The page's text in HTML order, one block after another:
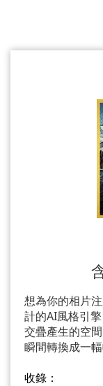
想為你的相片
計的AI風格引
交疊產生的空
瞬間轉換成一
收錄：